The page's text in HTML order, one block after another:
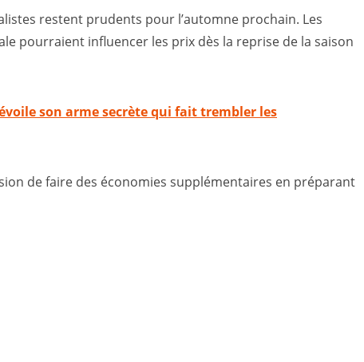
restent prudents pour l’automne prochain. Les
pourraient influencer les prix dès la reprise de la saison
son arme secrète qui fait trembler les
de faire des économies supplémentaires en préparant